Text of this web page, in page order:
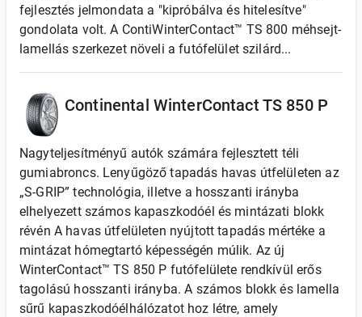
fejlesztés jelmondata a "kipróbálva és hitelesítve"
gondolata volt. A ContiWinterContact™ TS 800 méhsejt-
lamellás szerkezet növeli a futófelület szilárd...
Continental WinterContact TS 850 P
Nagyteljesítményű autók számára fejlesztett téli
gumiabroncs. Lenyűgöző tapadás havas útfelületen az
„S-GRIP” technológia, illetve a hosszanti irányba
elhelyezett számos kapaszkodóél és mintázati blokk
révén A havas útfelületen nyújtott tapadás mértéke a
mintázat hómegtartó képességén múlik. Az új
WinterContact™ TS 850 P futófelülete rendkívül erős
tagolású hosszanti irányba. A számos blokk és lamella
sűrű kapaszkodóélhálózatot hoz létre, amely